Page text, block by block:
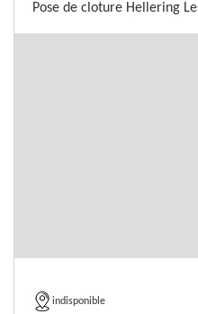
Pose de cloture Hellering
indisponible